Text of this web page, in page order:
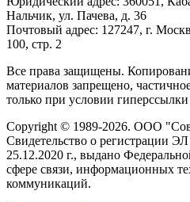
Нальчик, ул. Пачева, д. 36
Почтовый адрес: 127247, г.
100, стр. 2
Все права защищены.
материалов запрещено,
только при условии гиперссылки
Copyright © 1989-2026. ООО
Свидетельство о регистрации
25.12.2020 г., выдано
сфере связи, информационных
коммуникаций.